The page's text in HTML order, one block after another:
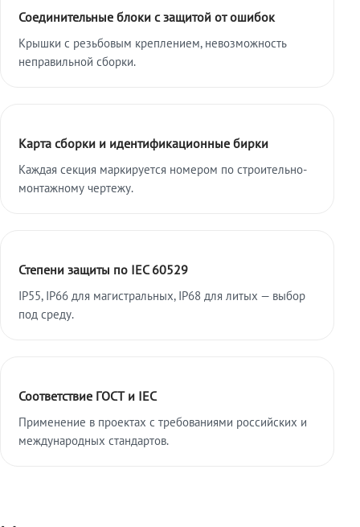
Соединительные блоки с защитой от ошибок
Крышки с резьбовым креплением, невозможность
неправильной сборки.
Карта сборки и идентификационные бирки
Каждая секция маркируется номером по строительно-
монтажному чертежу.
Степени защиты по IEC 60529
IP55, IP66 для магистральных, IP68 для литых — выбор
под среду.
Соответствие ГОСТ и IEC
Применение в проектах с требованиями российских и
международных стандартов.